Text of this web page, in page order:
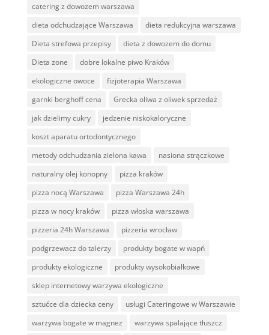
catering z dowozem warszawa
dieta odchudzające Warszawa
dieta redukcyjna warszawa
Dieta strefowa przepisy
dieta z dowozem do domu
Dieta zone
dobre lokalne piwo Kraków
ekologiczne owoce
fizjoterapia Warszawa
garnki berghoff cena
Grecka oliwa z oliwek sprzedaż
jak dzielimy cukry
jedzenie niskokaloryczne
koszt aparatu ortodontycznego
metody odchudzania zielona kawa
nasiona strączkowe
naturalny olej konopny
pizza kraków
pizza nocą Warszawa
pizza Warszawa 24h
pizza w nocy kraków
pizza włoska warszawa
pizzeria 24h Warszawa
pizzeria wrocław
podgrzewacz do talerzy
produkty bogate w wapń
produkty ekologiczne
produkty wysokobiałkowe
sklep internetowy warzywa ekologiczne
sztućce dla dziecka ceny
usługi Cateringowe w Warszawie
warzywa bogate w magnez
warzywa spalające tłuszcz